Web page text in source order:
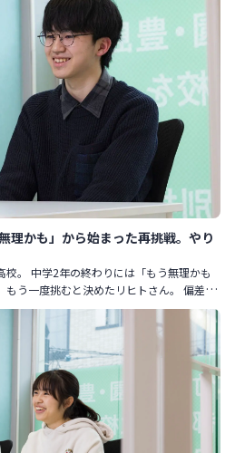
理かも」から始まった再挑戦。やり
。 中学2年の終わりには「もう無理かも
う一度挑むと決めたリヒトさん。 偏差値
信を手に入れて迎えた本番。